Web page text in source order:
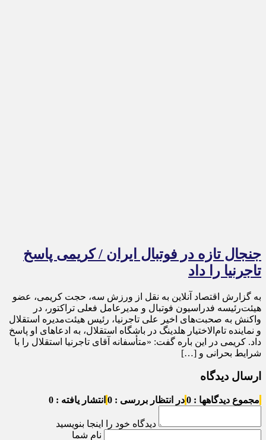
جنجال تازه در فوتبال ایران / کریمی پاسخ
تاجرنیا را داد
به گزارش اقتصاد آنلاین به نقل از ورزش سه، حجت کریمی، عضو
هیئت‌رئیسه فدراسیون فوتبال و مدیرعامل فعلی تراکتور، در
واکنش به صحبت‌های اخیر علی تاجرنیا، رئیس هیئت‌مدیره استقلال
و نماینده تام‌الاختیار هلدینگ در باشگاه استقلال، به ادعا‌های او پاسخ
داد. کریمی در این باره گفت: «متأسفانه آقای تاجرنیا استقلال را با
شرایط بحرانی و […]
ارسال دیدگاه
مجموع دیدگاهها : 0 در انتظار بررسی : 0 انتشار یافته : 0
دیدگاه خود را اینجا بنویسید
نام شما